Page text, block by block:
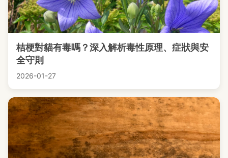
桔梗對貓有毒嗎？深入解析毒性原理、症狀與安
全守則
2026-01-27